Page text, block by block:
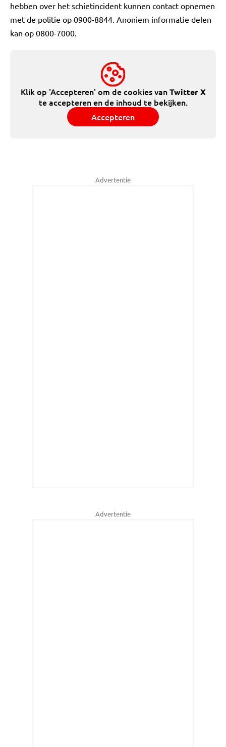
hebben over het schietincident kunnen contact opnemen
met de politie op 0900-8844. Anoniem informatie delen
kan op 0800-7000.
Klik op 'Accepteren' om de cookies vanTwitter X
te accepteren en de inhoud te bekijken.
Accepteren
Advertentie
Advertentie